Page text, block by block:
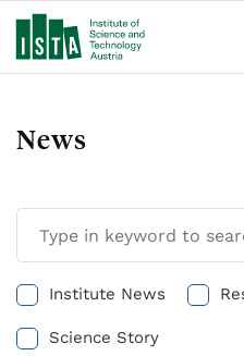
News
Institute News
Science Story